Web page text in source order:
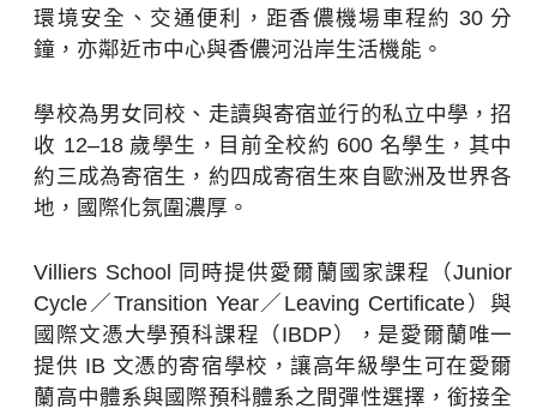
環境安全、交通便利，距香儂機場車程約 30 分
鐘，亦鄰近市中心與香儂河沿岸生活機能。​
學校為男女同校、走讀與寄宿並行的私立中學，招
收 12–18 歲學生，目前全校約 600 名學生，其中
約三成為寄宿生，約四成寄宿生來自歐洲及世界各
地，國際化氛圍濃厚。​
Villiers School 同時提供愛爾蘭國家課程（Junior
Cycle／Transition Year／Leaving Certificate）與
國際文憑大學預科課程（IBDP），是愛爾蘭唯一
提供 IB 文憑的寄宿學校，讓高年級學生可在愛爾
蘭高中體系與國際預科體系之間彈性選擇，銜接全